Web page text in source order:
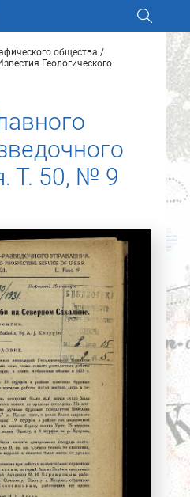
общества
Геологического
Т. 50, № 9